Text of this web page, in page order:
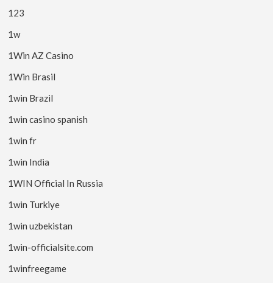
123
1w
1Win AZ Casino
1Win Brasil
1win Brazil
1win casino spanish
1win fr
1win India
1WIN Official In Russia
1win Turkiye
1win uzbekistan
1win-officialsite.com
1winfreegame